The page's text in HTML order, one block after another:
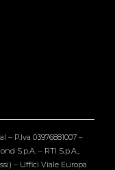
– P.Iva 03976881007 –
S.p.A. – RTI S.p.A.,
– Uffici Viale Europa